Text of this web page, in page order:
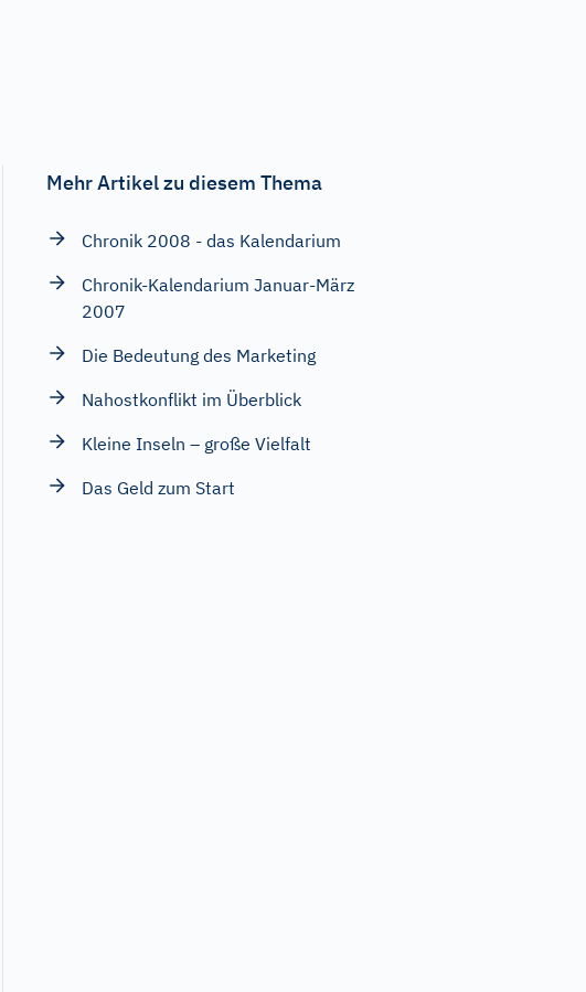
Mehr Artikel zu diesem Thema
Chronik 2008 - das Kalendarium
Chronik-Kalendarium Januar-März
2007
Die Bedeutung des Marketing
Nahostkonflikt im Überblick
Kleine Inseln – große Vielfalt
Das Geld zum Start